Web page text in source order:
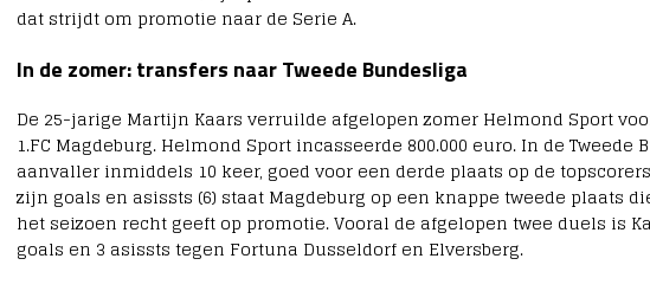
dat strijdt om promotie naar de Serie A.
In de zomer: transfers naar Tweede Bundesliga
De 25-jarige Martijn Kaars verruilde afgelopen zomer Helmond Sport
1.FC Magdeburg. Helmond Sport incasseerde 800.000 euro. In de Tweede
aanvaller inmiddels 10 keer, goed voor een derde plaats op de
zijn goals en asissts (6) staat Magdeburg op een knappe tweede plaats
het seizoen recht geeft op promotie. Vooral de afgelopen twee duels is
goals en 3 asissts tegen Fortuna Dusseldorf en Elversberg.